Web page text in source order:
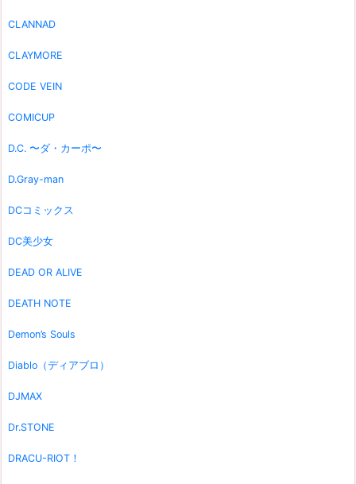
CLANNAD
CLAYMORE
CODE VEIN
COMICUP
D.C. 〜ダ・カーポ〜
D.Gray-man
DCコミックス
DC美少女
DEAD OR ALIVE
DEATH NOTE
Demon’s Souls
Diablo（ディアブロ）
DJMAX
Dr.STONE
DRACU-RIOT！